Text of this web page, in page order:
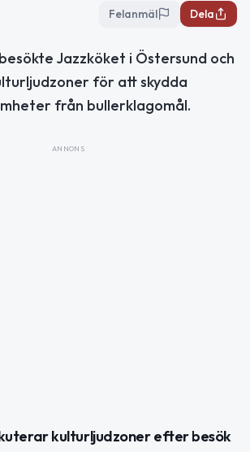
Felanmäl Dela
Jazzköket i Östersund och
för att skydda
från bullerklagomål.
ANNONS
kulturljudzoner efter besök